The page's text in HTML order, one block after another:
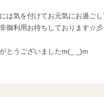
は気を付けてお元気にお過ご
御利用お待ちしております☆彡
とうございましたm(_ _)m